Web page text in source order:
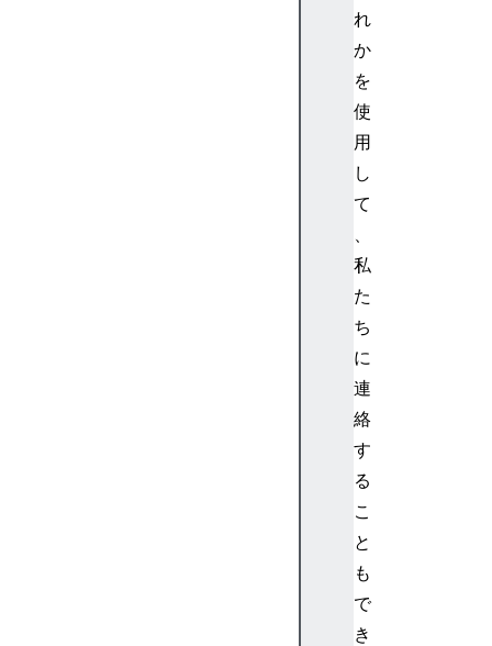
れ
か
を
使
用
し
て
私
た
ち
に
連
絡
す
る
こ
と
も
で
き